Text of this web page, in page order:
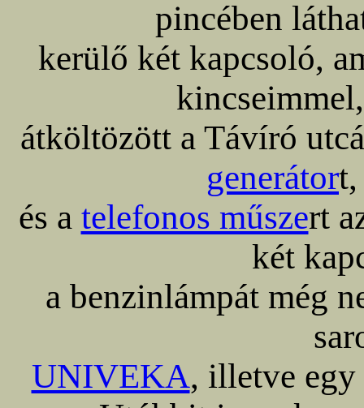
pincében
kerülő két kapcsoló,
átköltözött a Távíró
generátor
és a telefonos műszert
két
a benzinlámpát még
UNIVEKA, illetve egy